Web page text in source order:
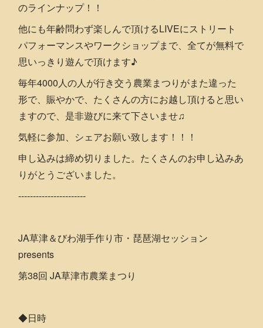
のラインナップ！！
他にも年齢問わず楽しんで頂けるLIVEにストリート
パフォーマンスやワークショップまで、全てが無料で
思いっきり遊んで頂けます♪
毎年4000人の人が行き交う農業まつりがまた違った
形で、賑やかで、たくさんの方にお越し頂けると思い
ますので、是非遊びに来て下さいませ♫
気軽に参加、シェアお願い致します！！！
申し込みは締め切りました。たくさんのお申し込みあ
りがとうございました。
-----------------------
JA草津＆びわ湖手作り市・琵琶湖セッション
presents
第38回 JA草津市農業まつり
◆日時